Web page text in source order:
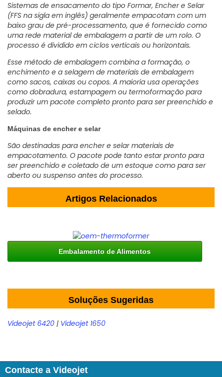
Sistemas de ensacamento do tipo Formar, Encher e Selar
(FFS na sigla em inglês) geralmente empacotam com um
baixo grau de pré-processamento, que é fornecido como
uma rede material de embalagem a partir de um rolo. O
processo é dividido em ciclos verticais ou horizontais.
Esse método de embalagem combina a formação, o
enchimento e a selagem de materiais de embalagem
como sacos, caixas ou copos. A maioria usa operações
como dobradura, estampagem ou termoformação para
produzir um pacote completo pronto para ser preenchido e
selado.
Máquinas de encher e selar
São destinadas para encher e selar materiais de
empacotamento. O pacote pode tanto estar pronto para
ser preenchido e coletado de um estoque como para ser
aberto ou suspenso antes do processo.
Artigos Relacionados
Embalamento de Alimentos
Soluções Sugeridas
Videojet 6420 | Videojet 1650
Contacte a Videojet